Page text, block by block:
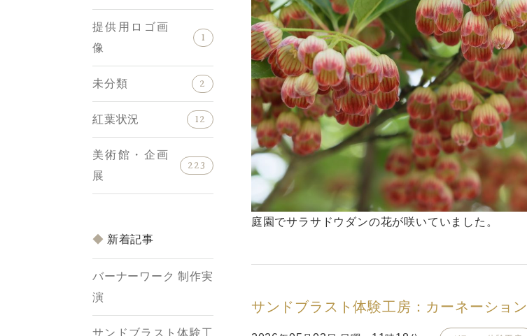
提供用ロゴ画
像
1
未分類 2
紅葉状況 12
美術館・企画
展
223
新着記事
バーナーワーク 制作実
演
サンドブラスト体験工
庭園でサラサドウダンの花が咲いていました。
サンドブラスト体験工房：カーネーション